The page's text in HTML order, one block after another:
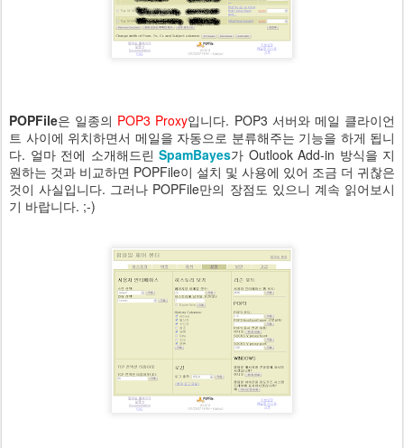
POPFile은 일종의 POP3 Proxy입니다. POP3 서버와 메일 클라이언
트 사이에 위치하면서 메일을 자동으로 분류해주는 기능을 하게 됩니
다. 얼마 전에 소개해드린 SpamBayes가 Outlook Add-in 방식을 지
원하는 것과 비교하면 POPFile이 설치 및 사용에 있어 조금 더 귀찮은
것이 사실입니다. 그러나 POPFile만의 장점도 있으니 계속 읽어보시
기 바랍니다. ;-)